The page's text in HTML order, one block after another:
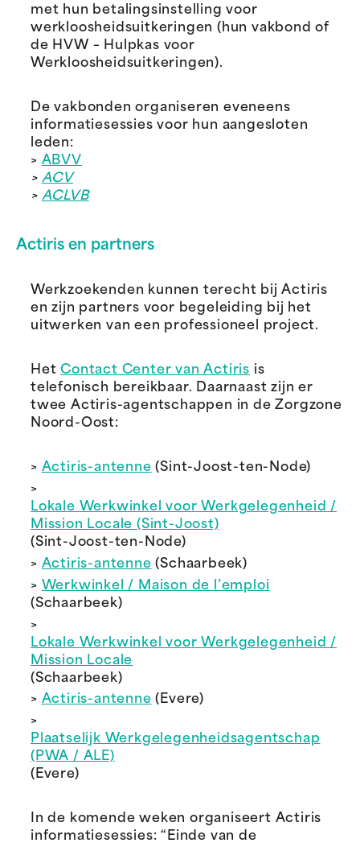
met hun betalingsinstelling voor
werkloosheidsuitkeringen (hun vakbond of
de HVW – Hulpkas voor
Werkloosheidsuitkeringen).
De vakbonden organiseren eveneens
informatiesessies voor hun aangesloten
leden:
> ABVV
> ACV
> ACLVB
Actiris en partners
Werkzoekenden kunnen terecht bij Actiris
en zijn partners voor begeleiding bij het
uitwerken van een professioneel project.
HetContact Center van Actiris is
telefonisch bereikbaar. Daarnaast zijn er
twee Actiris-agentschappen in de Zorgzone
Noord-Oost:
> Actiris-antenne (Sint-Joost-ten-Node)
>
Lokale Werkwinkel voor Werkgelegenheid /
Mission Locale (Sint-Joost)
(Sint-Joost-ten-Node)
> Actiris-antenne (Schaarbeek)
> Werkwinkel / Maison de l’emploi
(Schaarbeek)
>
Lokale Werkwinkel voor Werkgelegenheid /
Mission Locale
(Schaarbeek)
> Actiris-antenne (Evere)
>
Plaatselijk Werkgelegenheidsagentschap
(PWA / ALE)
(Evere)
In de komende weken organiseert Actiris
informatiesessies: “Einde van de